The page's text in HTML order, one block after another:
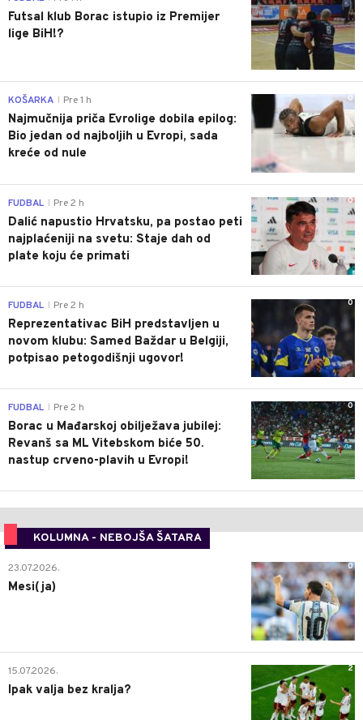
Futsal klub Borac istupio iz Premijer
lige BiH!?
0
KOŠARKA Pre 1 h
Najmučnija priča Evrolige dobila epilog:
Bio jedan od najboljih u Evropi, sada
kreće od nule
0
FUDBAL Pre 2 h
Dalić napustio Hrvatsku, pa postao peti
najplaćeniji na svetu: Staje dah od
plate koju će primati
0
FUDBAL Pre 2 h
Reprezentativac BiH predstavljen u
novom klubu: Samed Baždar u Belgiji,
potpisao petogodišnji ugovor!
0
FUDBAL Pre 2 h
Borac u Mađarskoj obilježava jubilej:
Revanš sa ML Vitebskom biće 50.
nastup crveno-plavih u Evropi!
KOLUMNA - NEBOJŠA ŠATARA
0
23.07.2026.
Mesi(ja)
2
15.07.2026.
Ipak valja bez kralja?